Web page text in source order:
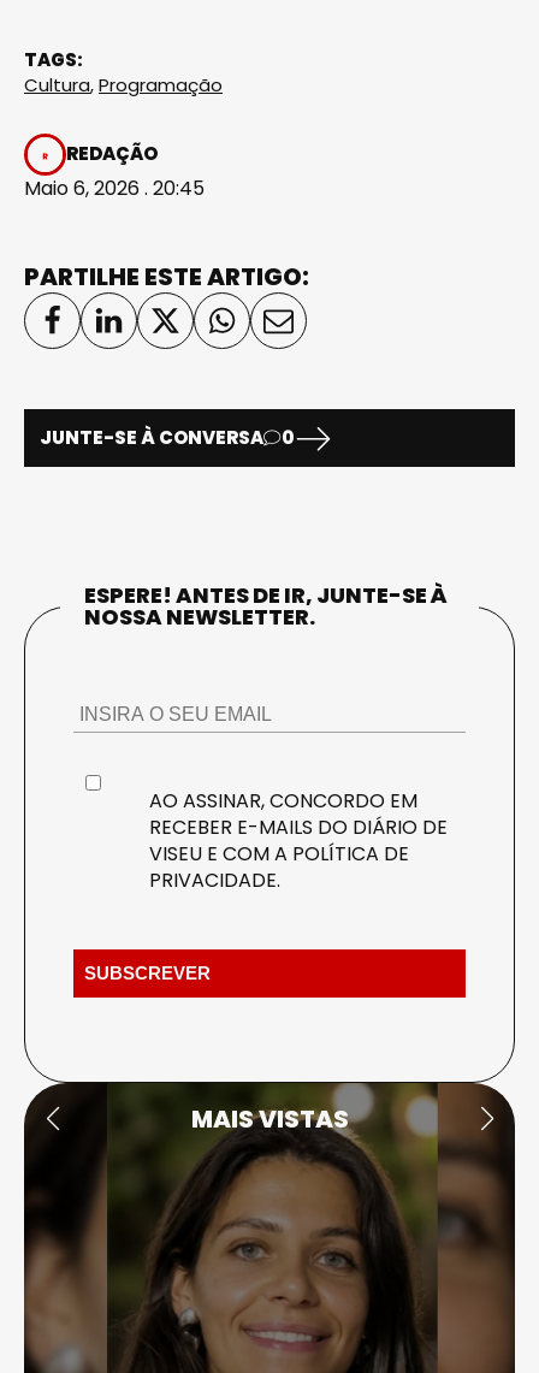
TAGS:
Cultura,Programação
REDAÇÃO
Maio 6, 2026 . 20:45
PARTILHE ESTE ARTIGO:
JUNTE-SE À CONVERSA 0
ESPERE! ANTES DE IR, JUNTE-SE À
NOSSA NEWSLETTER.
AO ASSINAR, CONCORDO EM
RECEBER E-MAILS DO DIÁRIO DE
VISEU E COM A POLÍTICA DE
PRIVACIDADE.
MAIS VISTAS